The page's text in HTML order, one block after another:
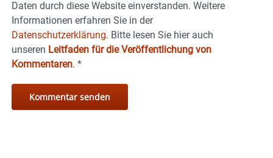
Daten durch diese Website einverstanden. Weitere
Informationen erfahren Sie in der
Datenschutzerklärung. Bitte lesen Sie hier auch
unseren Leitfaden für die Veröffentlichung von
Kommentaren. *